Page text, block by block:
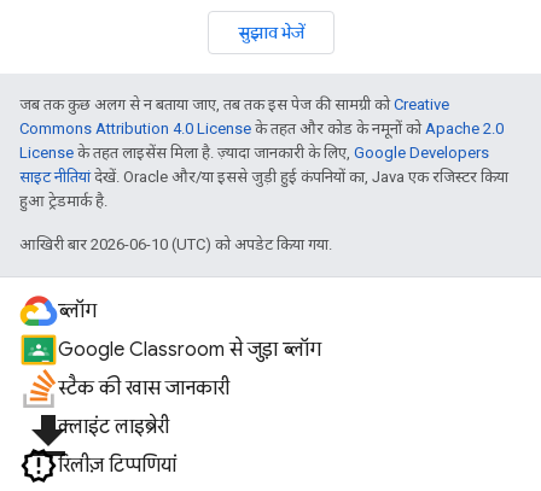
सुझाव भेजें
जब तक कुछ अलग से न बताया जाए, तब तक इस पेज की सामग्री कोCreative
Commons Attribution 4.0 License के तहत और कोड के नमूनों कोApache 2.0
License के तहत लाइसेंस मिला है. ज़्यादा जानकारी के लिए, Google Developers
साइट नीतियांदेखें. Oracle और/या इससे जुड़ी हुई कंपनियों का, Java एक रजिस्टर किया
हुआ ट्रेडमार्क है.
आखिरी बार 2026-06-10 (UTC) को अपडेट किया गया.
ब्लॉग
Google Classroom से जुड़ा ब्लॉग
स्टैक की खास जानकारी
file_downloadक्लाइंट लाइब्रेरी
रिलीज़ टिप्पणियां